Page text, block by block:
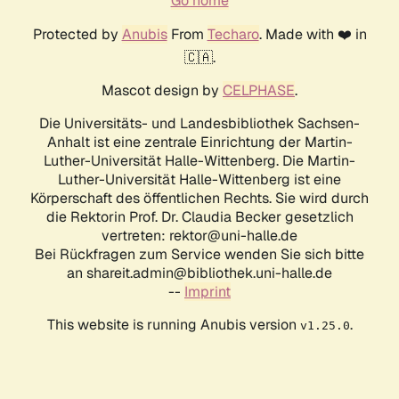
Protected by AnubisFrom Techaro. Made with ❤️ in
🇨🇦.
Mascot design by CELPHASE.
Die Universitäts- und Landesbibliothek Sachsen-
Anhalt ist eine zentrale Einrichtung der Martin-
Luther-Universität Halle-Wittenberg. Die Martin-
Luther-Universität Halle-Wittenberg ist eine
Körperschaft des öffentlichen Rechts. Sie wird durch
die Rektorin Prof. Dr. Claudia Becker gesetzlich
vertreten: rektor@uni-halle.de
Bei Rückfragen zum Service wenden Sie sich bitte
an shareit.admin@bibliothek.uni-halle.de
-- Imprint
This website is running Anubis version v1.25.0.